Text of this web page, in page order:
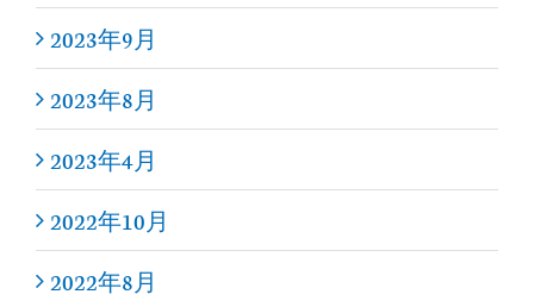
2023年9月
2023年8月
2023年4月
2022年10月
2022年8月